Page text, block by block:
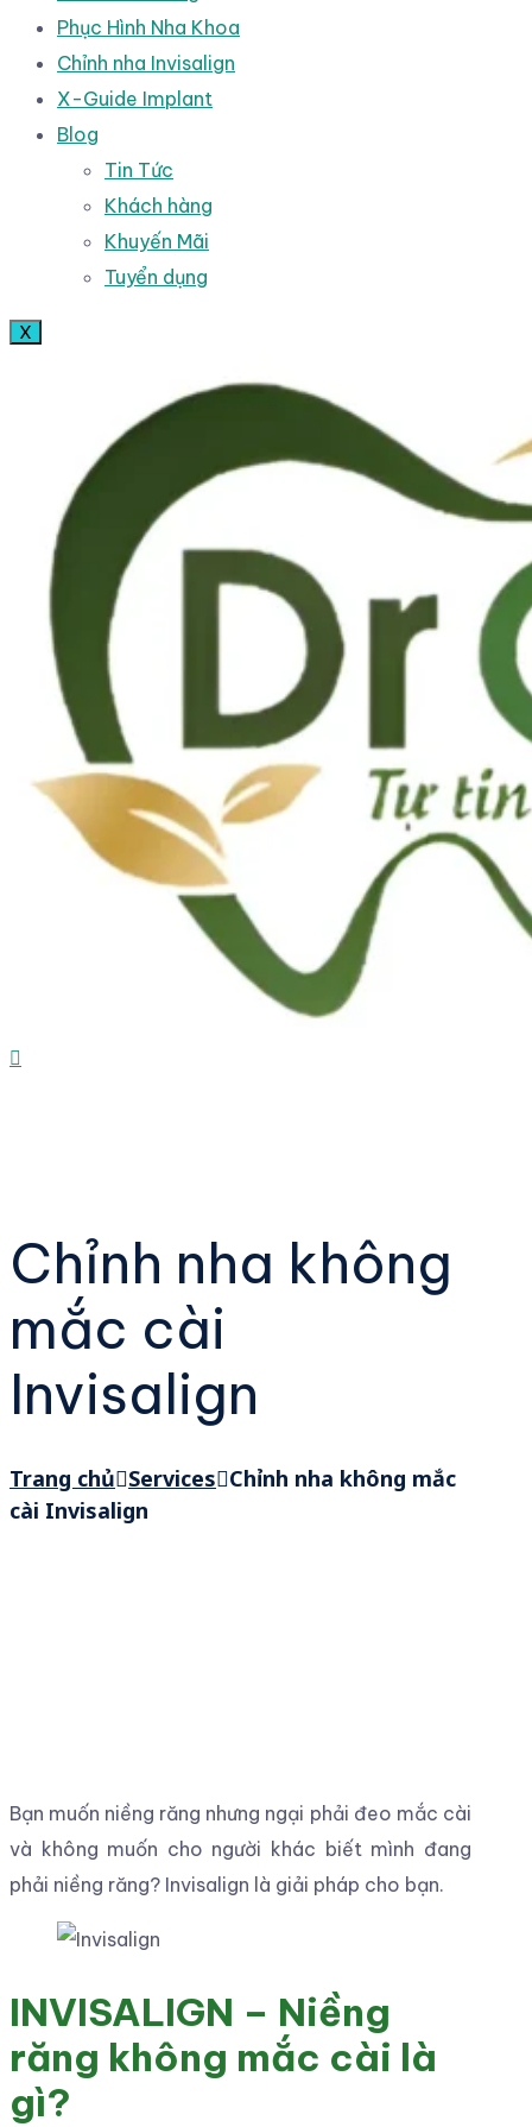
Phục Hình Nha Khoa
Chỉnh nha Invisalign
X-Guide Implant
Blog
Tin Tức
Khách hàng
Khuyến Mãi
Tuyển dụng
X
Chỉnh nha không
mắc cài
Invisalign
Trang chủ Services Chỉnh nha không mắc
cài Invisalign
Bạn muốn niềng răng nhưng ngại phải đeo mắc cài
và không muốn cho người khác biết mình đang
phải niềng răng? Invisalign là giải pháp cho bạn.
INVISALIGN – Niềng
răng không mắc cài là
gì?